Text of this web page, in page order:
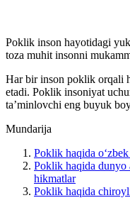
Poklik inson hayotidagi
toza muhit insonni
Har bir inson poklik orqali
etadi. Poklik insoniyat
ta’minlovchi eng buyuk
Mundarija
Poklik haqida
Poklik haqida dunyo
hikmatlar
Poklik haqida